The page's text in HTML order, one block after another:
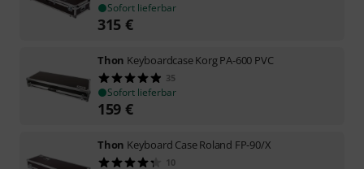
Sofort lieferbar
315 €
Thon Keyboardcase Korg PA-600 PVC
35
Sofort lieferbar
159 €
Thon Keyboard Case Roland FP-90/X
10